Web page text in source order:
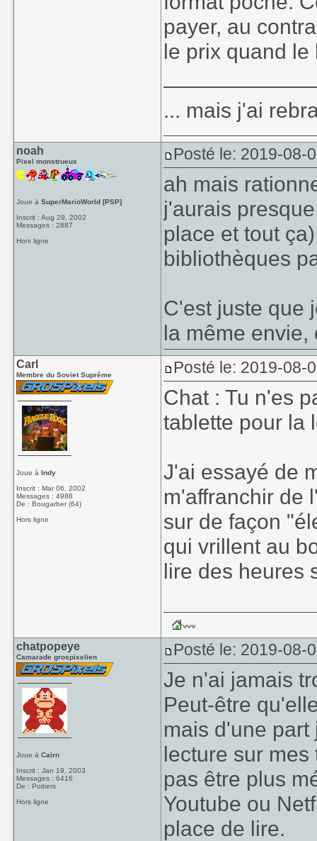
payer, au
le prix quand
... mais j'ai
noah
Pixel monstrueux
Joue àSuperMarioWorld [PSP]
Inscrit : Aug 29, 2002
Messages : 2887
Hors ligne
Posté le: 2019-08-
ah mais
j'aurais
place et tout
bibliothèques
C'est juste que
la même envie,
Carl
Membre du Soviet Suprême
Joue àIndy
Inscrit : Mar 06, 2002
Messages : 4988
De : Bougarber (64)
Hors ligne
Posté le: 2019-08-
Chat : Tu n'es
tablette pour la
J'ai essayé de
m'affranchir de
sur de façon
qui vrillent au
lire des heures
chatpopeye
Camarade grospixelien
Joue àCairn
Inscrit : Jan 19, 2003
Messages : 6416
De : Poitiers
Hors ligne
Posté le: 2019-08-
Je n'ai jamais
Peut-être
mais d'une
lecture sur
pas être plus
Youtube ou
place de lire.